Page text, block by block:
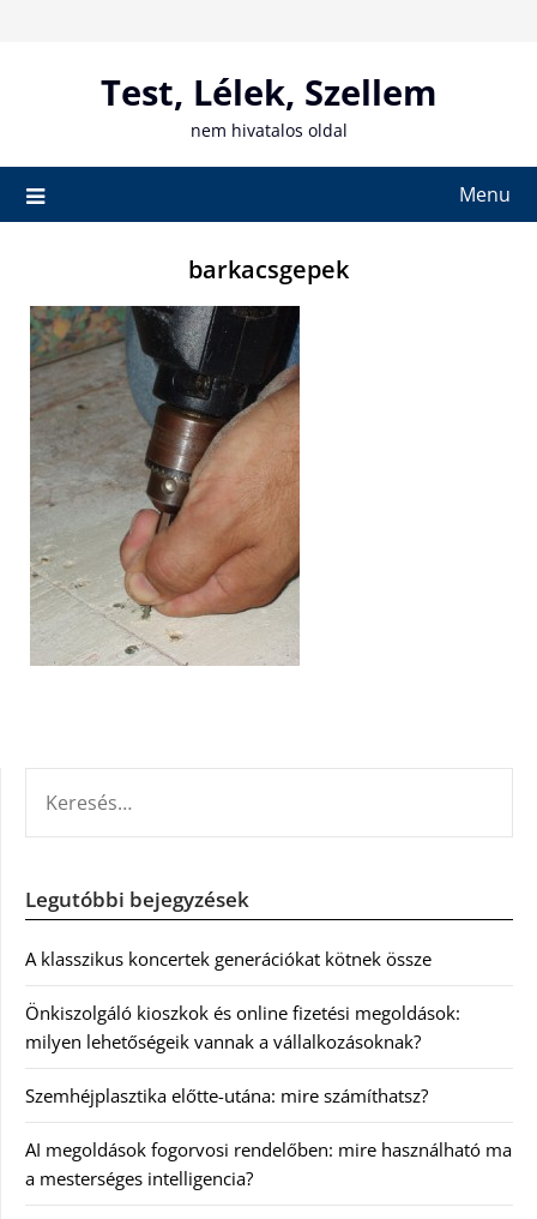
Test, Lélek, Szellem
nem hivatalos oldal
Menu
barkacsgepek
Legutóbbi bejegyzések
A klasszikus koncertek generációkat kötnek össze
Önkiszolgáló kioszkok és online fizetési megoldások:
milyen lehetőségeik vannak a vállalkozásoknak?
Szemhéjplasztika előtte-utána: mire számíthatsz?
AI megoldások fogorvosi rendelőben: mire használható ma
a mesterséges intelligencia?